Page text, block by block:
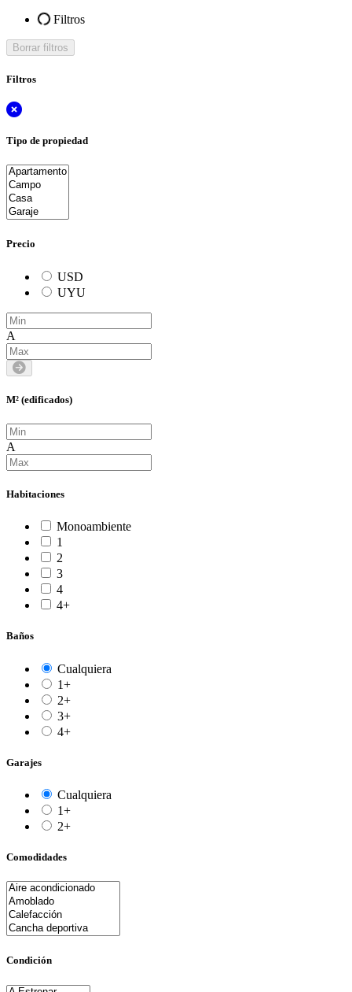
Filtros
Borrar filtros
Filtros
Tipo de propiedad
Precio
USD
UYU
A
M² (edificados)
A
Habitaciones
Monoambiente
1
2
3
4
4+
Baños
Cualquiera
1+
2+
3+
4+
Garajes
Cualquiera
1+
2+
Comodidades
Condición